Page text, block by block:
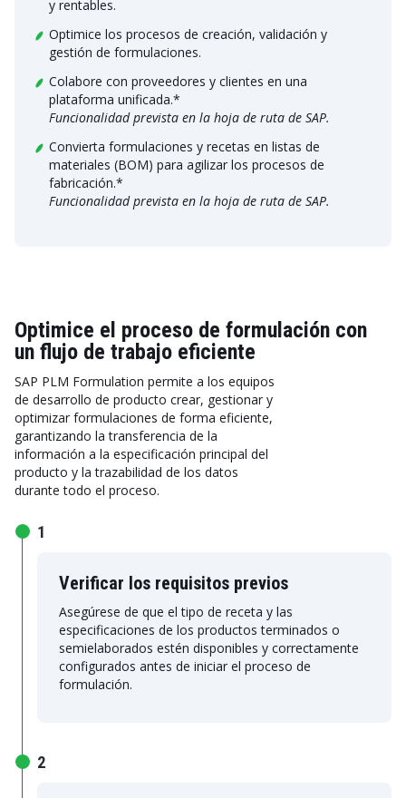
y rentables.
Optimice los procesos de creación, validación y
gestión de formulaciones.
Colabore con proveedores y clientes en una
plataforma unificada.*
Funcionalidad prevista en la hoja de ruta de SAP.
Convierta formulaciones y recetas en listas de
materiales (BOM) para agilizar los procesos de
fabricación.*
Funcionalidad prevista en la hoja de ruta de SAP.
Optimice el proceso de formulación con
un flujo de trabajo eficiente
SAP PLM Formulation permite a los equipos
de desarrollo de producto crear, gestionar y
optimizar formulaciones de forma eficiente,
garantizando la transferencia de la
información a la especificación principal del
producto y la trazabilidad de los datos
durante todo el proceso.
Verificar los requisitos previos
Asegúrese de que el tipo de receta y las
especificaciones de los productos terminados o
semielaborados estén disponibles y correctamente
configurados antes de iniciar el proceso de
formulación.
1
2